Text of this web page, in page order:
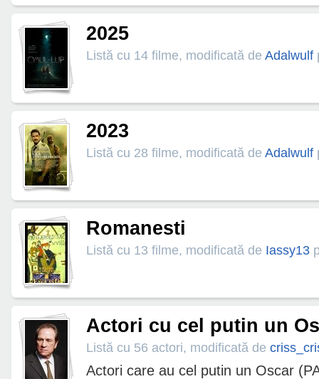
2025
Listă cu 14 filme, modificată de Adalwulf
2023
Listă cu 28 filme, modificată de Adalwulf
Romanesti
Listă cu 13 filme, modificată de Iassy13
Actori cu cel putin un
Listă cu 56 actori, modificată de
Actori care au cel putin un Oscar